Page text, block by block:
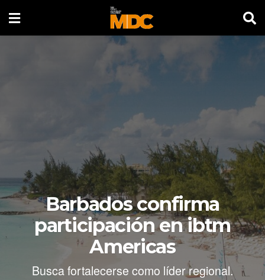
Barbados confirma
participación en ibtm
Americas
Busca fortalecerse como líder regional.